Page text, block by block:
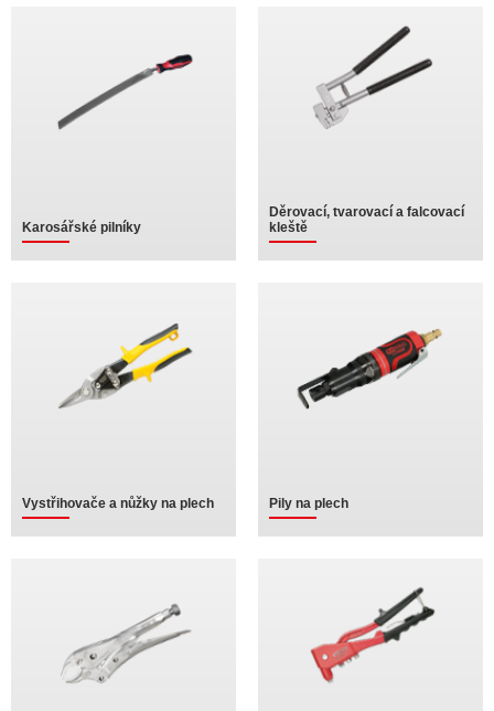
Karosářské pilníky
Děrovací, tvarovací a falcovací
kleště
Vystřihovače a nůžky na plech Pily na plech